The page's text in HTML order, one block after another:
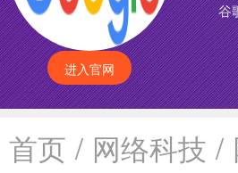
进入官网
谷
首页 / 网络科技 /